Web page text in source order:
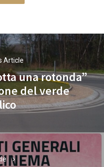
Article
una rotonda”
del verde